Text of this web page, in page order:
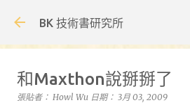
BK 技術書研究所
和Maxthon說掰掰了
張貼者： Howl Wu 日期： 3月 03, 2009